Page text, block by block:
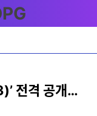
전격 공개…